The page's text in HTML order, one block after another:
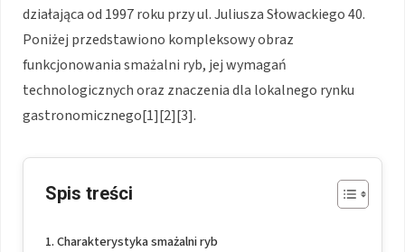
działająca od 1997 roku przy ul. Juliusza Słowackiego 40.
Poniżej przedstawiono kompleksowy obraz
funkcjonowania smażalni ryb, jej wymagań
technologicznych oraz znaczenia dla lokalnego rynku
gastronomicznego[1][2][3].
Spis treści
Charakterystyka smażalni ryb